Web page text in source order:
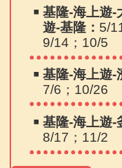
￭ 基隆-海上遊-
遊-基隆： 5/
9/14；10/5
￭ 基隆-海上遊-
7/6；10/26
￭ 基隆-海上遊-
8/17；11/2